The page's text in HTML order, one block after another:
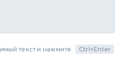
текст и нажмите Ctrl+Enter